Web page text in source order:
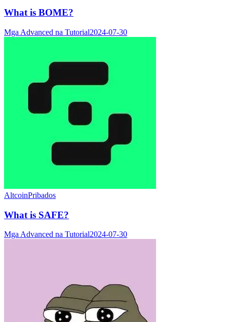
What is BOME?
Mga Advanced na Tutorial2024-07-30
AltcoinPribados
What is SAFE?
Mga Advanced na Tutorial2024-07-30